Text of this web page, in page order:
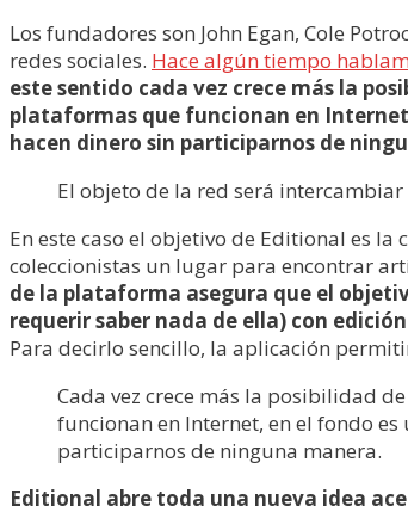
Los fundadores son John Egan, Cole
redes sociales. Hace algún tiempo
este sentido cada vez crece más la
plataformas que funcionan en
hacen dinero sin participarnos de
El objeto de la red será
En este caso el objetivo de Editional es
coleccionistas un lugar para encontrar
de la plataforma asegura que el
requerir saber nada de ella) con
Para decirlo sencillo, la aplicación
Cada vez crece más la posibilidad
funcionan en Internet, en el fondo
participarnos de ninguna manera.
Editional abre toda una nueva idea